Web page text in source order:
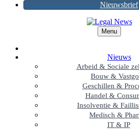
Nieuwsbrief
Menu
Nieuws
Arbeid & Sociale
Bouw &
Geschillen &
Handel &
Insolventie &
Medisch &
IT & IP